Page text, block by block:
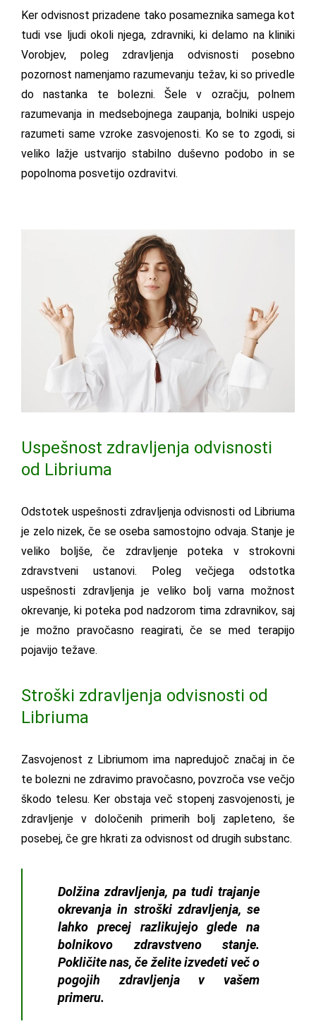
Ker odvisnost prizadene tako posameznika samega kot
tudi vse ljudi okoli njega, zdravniki, ki delamo na kliniki
Vorobjev, poleg zdravljenja odvisnosti posebno
pozornost namenjamo razumevanju težav, ki so privedle
do nastanka te bolezni. Šele v ozračju, polnem
razumevanja in medsebojnega zaupanja, bolniki uspejo
razumeti same vzroke zasvojenosti. Ko se to zgodi, si
veliko lažje ustvarijo stabilno duševno podobo in se
popolnoma posvetijo ozdravitvi.
Uspešnost zdravljenja odvisnosti
od Libriuma
Odstotek uspešnosti zdravljenja odvisnosti od Libriuma
je zelo nizek, če se oseba samostojno odvaja. Stanje je
veliko boljše, če zdravljenje poteka v strokovni
zdravstveni ustanovi. Poleg večjega odstotka
uspešnosti zdravljenja je veliko bolj varna možnost
okrevanje, ki poteka pod nadzorom tima zdravnikov, saj
je možno pravočasno reagirati, če se med terapijo
pojavijo težave.
Stroški zdravljenja odvisnosti od
Libriuma
Zasvojenost z Libriumom ima napredujoč značaj in če
te bolezni ne zdravimo pravočasno, povzroča vse večjo
škodo telesu. Ker obstaja več stopenj zasvojenosti, je
zdravljenje v določenih primerih bolj zapleteno, še
posebej, če gre hkrati za odvisnost od drugih substanc.
Dolžina zdravljenja, pa tudi trajanje
okrevanja in stroški zdravljenja, se
lahko precej razlikujejo glede na
bolnikovo zdravstveno stanje.
Pokličite nas, če želite izvedeti več o
pogojih zdravljenja v vašem
primeru.